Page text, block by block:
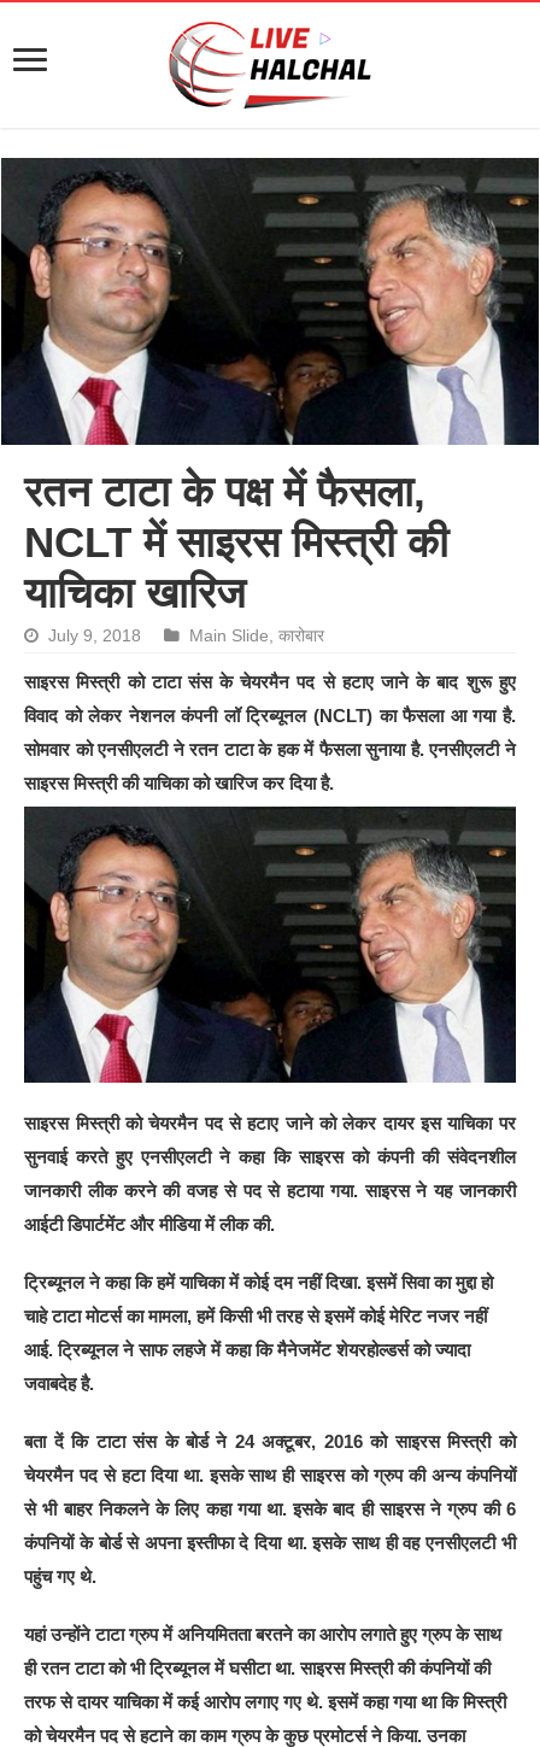
रतन टाटा के पक्ष में फैसला,
NCLT में साइरस मिस्त्री की
याच‍िका खारिज
July 9, 2018 Main Slide ,कारोबार
साइरस मिस्त्री को टाटा संस के चेयरमैन पद से हटाए जाने के बाद शुरू हुए
विवाद को लेकर नेशनल कंपनी लॉ ट्र‍िब्यूनल (NCLT) का फैसला आ गया है.
सोमवार को एनसीएलटी ने रतन टाटा के हक में फैसला सुनाया है. एनसीएलटी ने
साइरस मिस्त्री की याचि‍का को खारिज कर दिया है.
साइरस मिस्त्री को चेयरमैन पद से हटाए जाने को लेकर दायर इस याच‍िका पर
सुनवाई करते हुए एनसीएलटी ने कहा कि साइरस को कंपनी की संवेदनशील
जानकारी लीक करने की वजह से पद से हटाया गया. साइरस ने यह जानकारी
आईटी डिपार्टमेंट और मीडिया में लीक की.
ट्रिब्यूनल ने कहा कि हमें याचिका में कोई दम नहीं दिखा. इसमें सिवा का मुद्दा हो
चाहे टाटा मोटर्स का मामला, हमें किसी भी तरह से इसमें कोई मेरिट नजर नहीं
आई. ट्रिब्यूनल ने साफ लहजे में कहा कि मैनेजमेंट शेयरहोल्डर्स को ज्यादा
जवाबदेह है.
बता दें कि टाटा संस के बोर्ड ने 24 अक्टूबर, 2016 को साइरस मिस्त्री को
चेयरमैन पद से हटा दिया था. इसके साथ ही साइरस को ग्रुप की अन्य कंपनियों
से भी बाहर निकलने के लिए कहा गया था. इसके बाद ही साइरस ने ग्रुप की 6
कंपनियों के बोर्ड से अपना इस्तीफा दे दिया था. इसके साथ ही वह एनसीएलटी भी
पहुंच गए थे.
यहां उन्होंने टाटा ग्रुप में अनियमितता बरतने का आरोप लगाते हुए ग्रुप के साथ
ही रतन टाटा को भी ट्रिब्यूनल में घसीटा था. साइरस मिस्त्री की कंपनियों की
तरफ से दायर याचिका में कई आरोप लगाए गए थे. इसमें कहा गया था कि मिस्त्री
को चेयरमैन पद से हटाने का काम ग्रुप के कुछ प्रमोटर्स ने किया. उनका